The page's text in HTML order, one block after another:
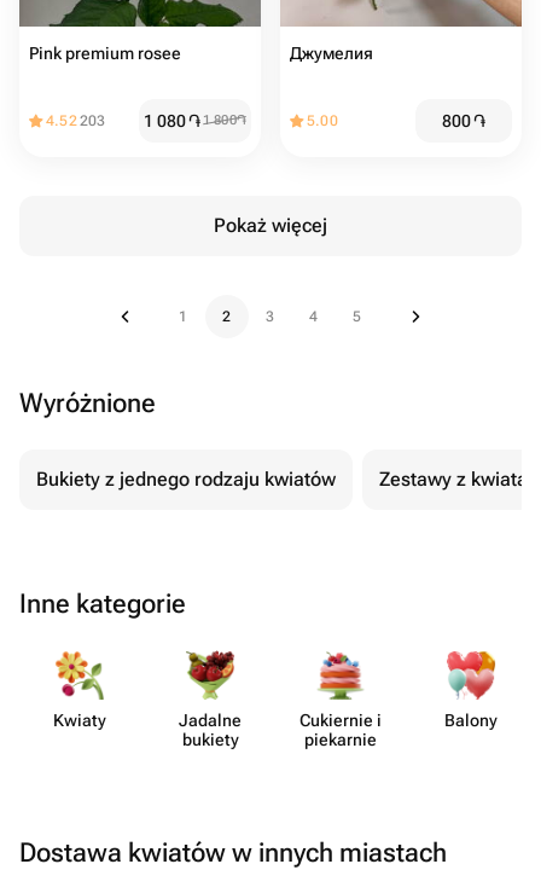
Pink premium rosee
4.52203 1 080֏1 800֏
Джумелия
5.00 800֏
Pokaż więcej
1 2 3 4 5
Wyróżnione
Bukiety z jednego rodzaju kwiatów Zestawy z
Inne kategorie
Kwiaty
Jadalne
bukiety
Cukiernie i
piekarnie
Balony
Dostawa kwiatów w innych miastach